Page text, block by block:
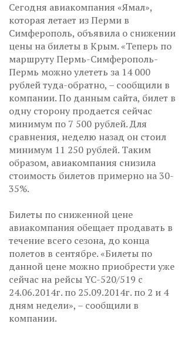
Сегодня авиакомпания «Ямал»,
которая летает из Перми в
Симферополь, объявила о снижении
цены на билеты в Крым. «Теперь по
маршруту Пермь-Симферополь-
Пермь можно улететь за 14 000
рублей туда-обратно, – сообщили в
компании. По данным сайта, билет в
одну сторону продается сейчас
минимум по 7 500 рублей. Для
сравнения, неделю назад он стоил
минимум 11 250 рублей. Таким
образом, авиакомпания снизила
стоимость билетов примерно на 30-
35%.
Билеты по сниженной цене
авиакомпания обещает продавать в
течение всего сезона, до конца
полетов в сентябре. «Билеты по
данной цене можно приобрести уже
сейчас на рейсы YC-520/519 с
24.06.2014г. по 25.09.2014г. по 2 и 4
дням недели», – сообщили в
компании.